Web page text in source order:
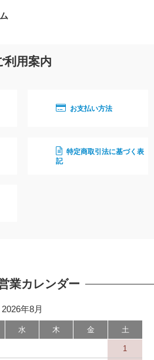
利用案内
お支払い方法
特定商取引法に基づく表
記
業カレンダー
2026年8月
水 木 金 土
1